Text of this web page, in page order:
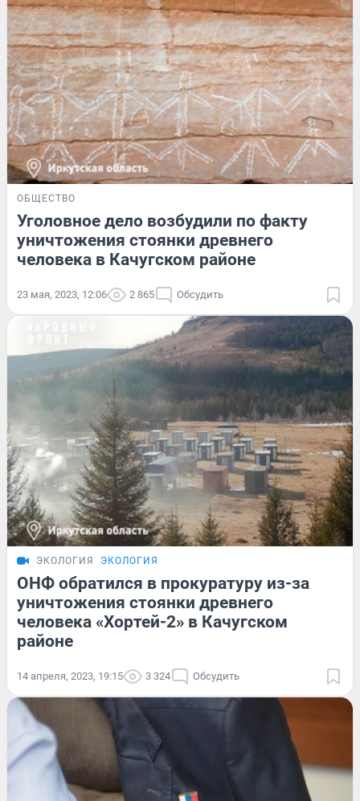
ОБЩЕСТВО
Уголовное дело возбудили по факту
уничтожения стоянки древнего
человека в Качугском районе
23 мая, 2023, 12:06 2 865 Обсудить
ЭКОЛОГИЯ ЭКОЛОГИЯ
ОНФ обратился в прокуратуру из-за
уничтожения стоянки древнего
человека «Хортей-2» в Качугском
районе
14 апреля, 2023, 19:15 3 324 Обсудить